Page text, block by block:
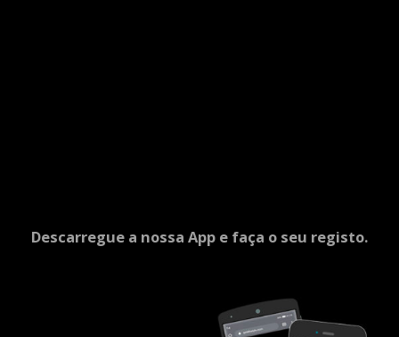
Descarregue a nossa App e faça o seu registo.